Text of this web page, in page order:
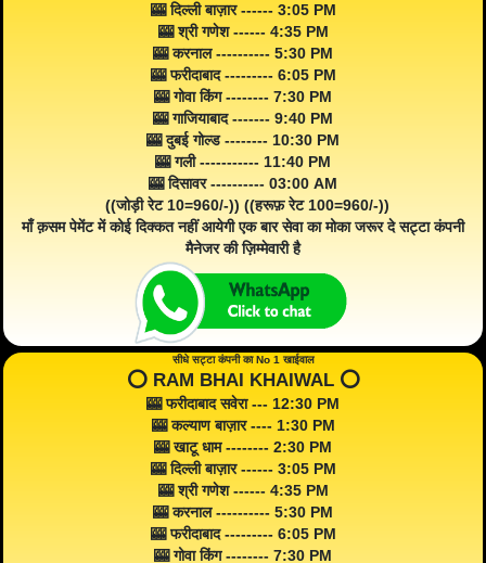
🎰 दिल्ली बाज़ार ------ 3:05 PM
🎰 श्री गणेश ------ 4:35 PM
🎰 करनाल ---------- 5:30 PM
🎰 फरीदाबाद --------- 6:05 PM
🎰 गोवा किंग -------- 7:30 PM
🎰 गाजियाबाद ------- 9:40 PM
🎰 दुबई गोल्ड -------- 10:30 PM
🎰 गली ----------- 11:40 PM
🎰 दिसावर ---------- 03:00 AM
((जोड़ी रेट 10=960/-)) ((हरूफ़ रेट 100=960/-))
माँ क़सम पेमेंट में कोई दिक्कत नहीं आयेगी एक बार सेवा का मोका जरूर दे सट्टा कंपनी
मैनेजर की ज़िम्मेवारी है
सीधे सट्टा कंपनी का No 1 खाईवाल
⭕️ RAM BHAI KHAIWAL ⭕️
🎰 फरीदाबाद सवेरा --- 12:30 PM
🎰 कल्याण बाज़ार ---- 1:30 PM
🎰 खाटू धाम -------- 2:30 PM
🎰 दिल्ली बाज़ार ------ 3:05 PM
🎰 श्री गणेश ------ 4:35 PM
🎰 करनाल ---------- 5:30 PM
🎰 फरीदाबाद --------- 6:05 PM
🎰 गोवा किंग -------- 7:30 PM